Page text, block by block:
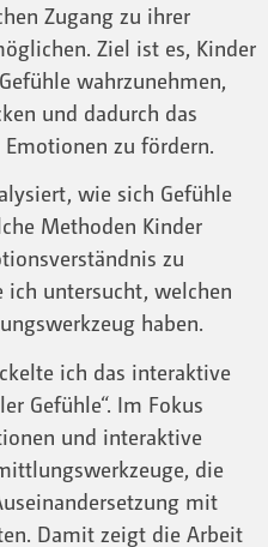
Zugang zu ihrer
Ziel ist es, Kinder
wahrzunehmen,
und dadurch das
zu fördern.
wie sich Gefühle
Methoden Kinder
zu
ich untersucht, welchen
haben.
ich das interaktive
Gefühle“. Im Fokus
und interaktive
die
mit
Damit zeigt die Arbeit